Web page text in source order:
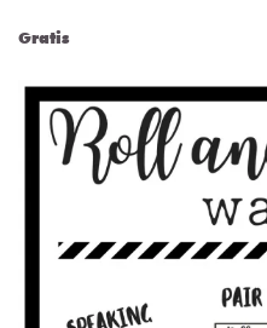
Gratis